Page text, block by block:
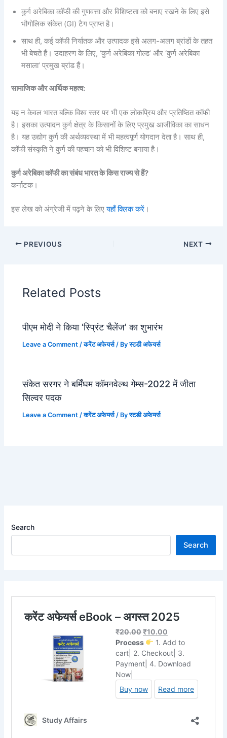
कुर्ग अरेबिका कॉफी की गुणवत्ता और विशिष्टता को बनाए रखने के लिए इसे
भौगोलिक संकेत (GI) टैग प्राप्त है।
साथ ही, कई कॉफी निर्यातक और उत्पादक इसे अलग-अलग ब्रांडों के तहत
भी बेचते हैं। उदाहरण के लिए, ‘कुर्ग अरेबिका गोल्ड’ और ‘कुर्ग अरेबिका
मसाला’ प्रमुख ब्रांड हैं।
सामाजिक और आर्थिक महत्व:
यह न केवल भारत बल्कि विश्व स्तर पर भी एक लोकप्रिय और प्रतिष्ठित कॉफी
है। इसका उत्पादन कुर्ग क्षेत्र के किसानों के लिए प्रमुख आजीविका का साधन
है। यह उद्योग कुर्ग की अर्थव्यवस्था में भी महत्वपूर्ण योगदान देता है। साथ ही,
कॉफी संस्कृति ने कुर्ग की पहचान को भी विशिष्ट बनाया है।
कुर्ग अरेबिका कॉफी का संबंध भारत के किस राज्य से हैं?
कर्नाटक।
इस लेख को अंग्रेजी में पढ़ने के लिएयहाँ क्लिक करें ।
PREVIOUS NEXT
Related Posts
पीएम मोदी ने किया ‘स्प्रिंट चैलेंज’ का शुभारंभ
Leave a Comment /करेंट अफेयर्स/ Byस्टडी अफेयर्स
संकेत सरगर ने बर्मिंघम कॉमनवेल्थ गेम्स-2022 में जीता
सिल्वर पदक
Leave a Comment /करेंट अफेयर्स/ Byस्टडी अफेयर्स
Search
Search